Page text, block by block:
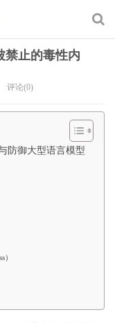
禁止的毒性内
评论(0)
防御大型语言模型